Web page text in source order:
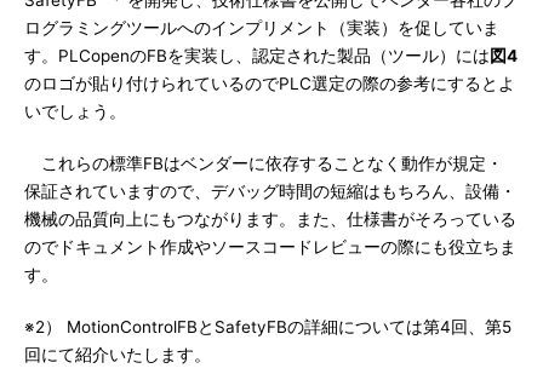
ログラミングツールへのインプリメント（実装）を促していま
す。PLCopenのFBを実装し、認定された製品（ツール）には図4
のロゴが貼り付けられているのでPLC選定の際の参考にするとよ
いでしょう。
これらの標準FBはベンダーに依存することなく動作が規定・
保証されていますので、デバッグ時間の短縮はもちろん、設備・
機械の品質向上にもつながります。また、仕様書がそろっている
のでドキュメント作成やソースコードレビューの際にも役立ちま
す。
※2） MotionControlFBとSafetyFBの詳細については第4回、第5
回にて紹介いたします。